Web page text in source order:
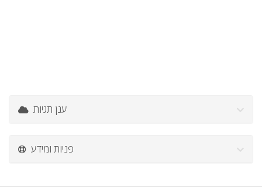
ענן תגיות
פניות ומידע